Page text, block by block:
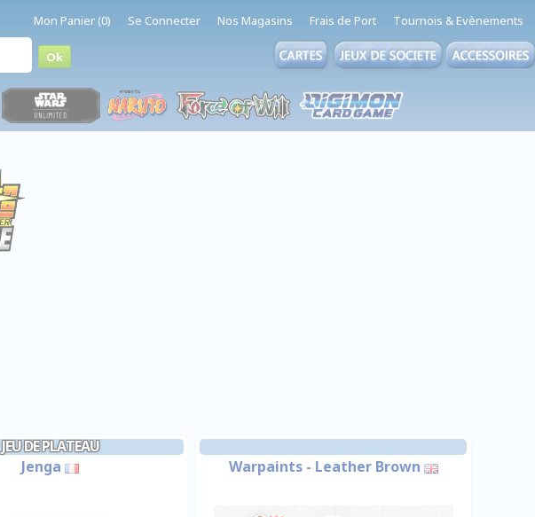
Mon Panier (0) Se Connecter Nos Magasins Frais de Port Tournois & Evènements
JEU DE PLATEAU
Jenga
Warpaints - Leather Brown